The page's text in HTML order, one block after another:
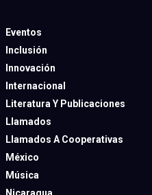
Eventos
Inclusión
Innovación
Internacional
Literatura Y Publicaciones
Llamados
Llamados A Cooperativas
México
Música